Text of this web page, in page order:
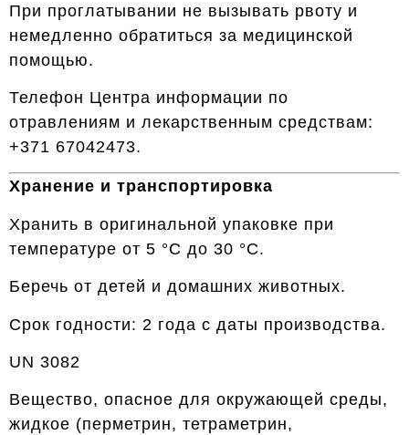
При проглатывании не вызывать рвоту и
немедленно обратиться за медицинской
помощью.
Телефон Центра информации по
отравлениям и лекарственным средствам:
+371 67042473.
Хранение и транспортировка
Хранить в оригинальной упаковке при
температуре от 5 °C до 30 °C.
Беречь от детей и домашних животных.
Срок годности: 2 года с даты производства.
UN 3082
Вещество, опасное для окружающей среды,
жидкое (перметрин, тетраметрин,